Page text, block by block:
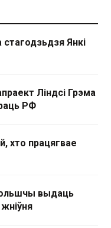
Янкі
Ліндсі Грэма
РФ
хто працягвае
выдаць